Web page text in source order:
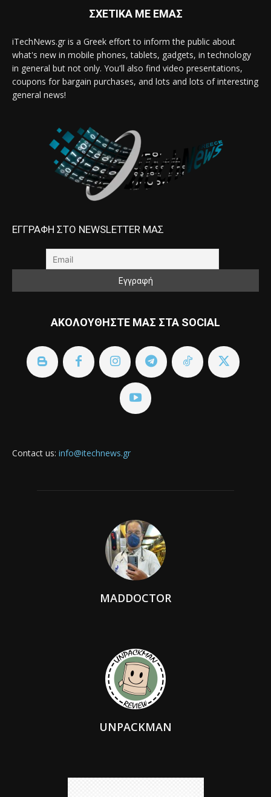
ΣΧΕΤΙΚΑ ΜΕ ΕΜΑΣ
iTechNews.gr is a Greek effort to inform the public about
what's new in mobile phones, tablets, gadgets, in technology
in general but not only. You'll also find video presentations,
coupons for bargain purchases, and lots and lots of interesting
general news!
ΕΓΓΡΑΦΗ ΣΤΟ NEWSLETTER ΜΑΣ
ΑΚΟΛΟΥΘΗΣΤΕ ΜΑΣ ΣΤΑ SOCIAL
Contact us: info@itechnews.gr
MADDOCTOR
UNPACKMAN